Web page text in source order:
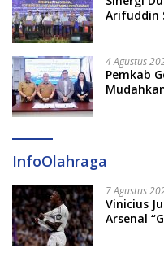
Arifuddin
4 Agustus
Pemkab
InfoOlahraga
7 Agustus
Vinicius
Arsenal